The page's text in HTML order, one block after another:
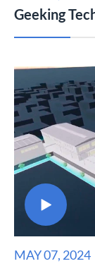
Geeking

MAY 07, 2024